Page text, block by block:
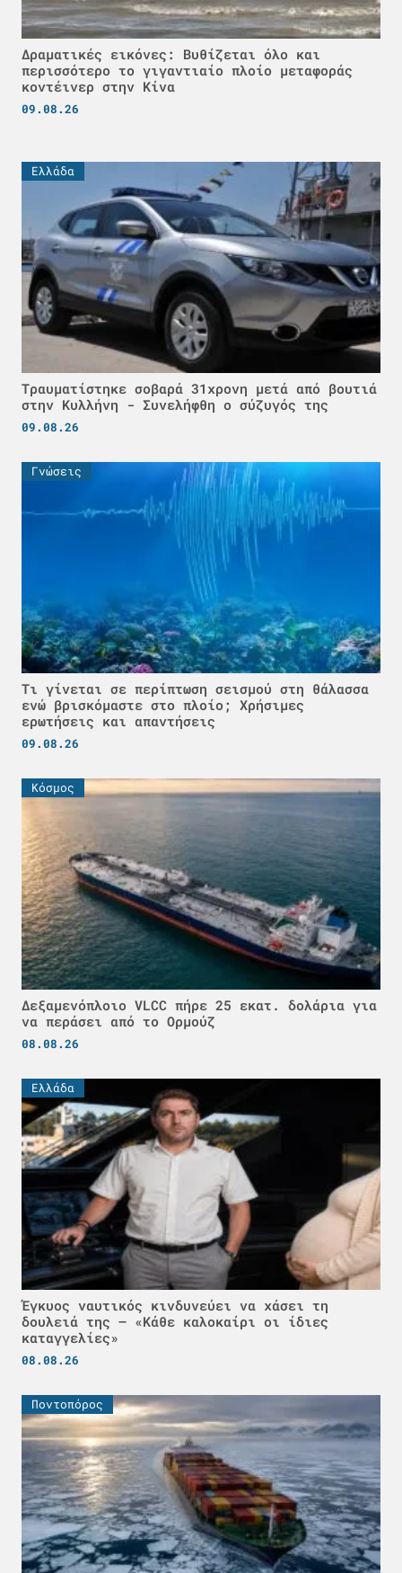
Δραματικές εικόνες: Βυθίζεται όλο και
περισσότερο το γιγαντιαίο πλοίο μεταφοράς
κοντέινερ στην Κίνα
09.08.26
Ελλάδα
Τραυματίστηκε σοβαρά 31χρονη μετά από βουτιά
στην Κυλλήνη - Συνελήφθη ο σύζυγός της
09.08.26
Γνώσεις
Τι γίνεται σε περίπτωση σεισμού στη θάλασσα
ενώ βρισκόμαστε στο πλοίο; Χρήσιμες
ερωτήσεις και απαντήσεις
09.08.26
Κόσμος
Δεξαμενόπλοιο VLCC πήρε 25 εκατ. δολάρια για
να περάσει από το Ορμούζ
08.08.26
Ελλάδα
Έγκυος ναυτικός κινδυνεύει να χάσει τη
δουλειά της – «Κάθε καλοκαίρι οι ίδιες
καταγγελίες»
08.08.26
Ποντοπόρος